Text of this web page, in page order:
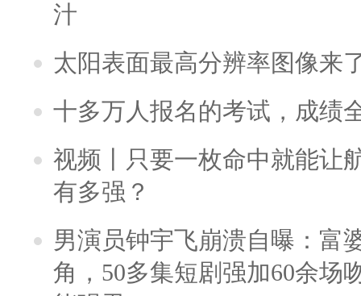
汁
太阳表面最高分辨率图像来
十多万人报名的考试，成绩
视频丨只要一枚命中就能让
有多强？
男演员钟宇飞崩溃自曝：富
角，50多集短剧强加60余场